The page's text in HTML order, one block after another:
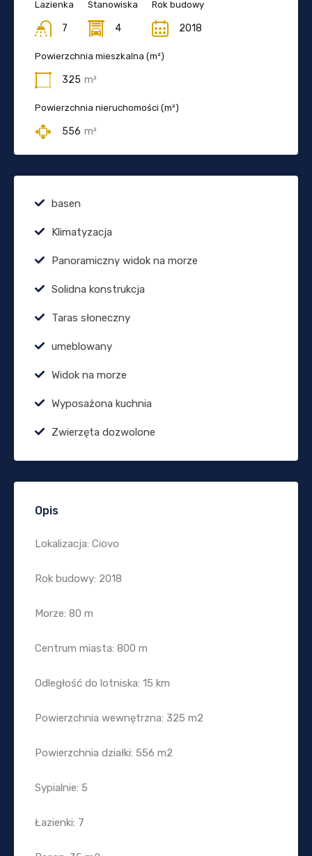
Lazienka
7
Stanowiska
4
Rok budowy
2018
Powierzchnia mieszkalna (m²)
325 m²
Powierzchnia nieruchomości (m²)
556 m²
basen
Klimatyzacja
Panoramiczny widok na morze
Solidna konstrukcja
Taras słoneczny
umeblowany
Widok na morze
Wyposażona kuchnia
Zwierzęta dozwolone
Opis
Lokalizacja: Ciovo
Rok budowy: 2018
Morze: 80 m
Centrum miasta: 800 m
Odległość do lotniska: 15 km
Powierzchnia wewnętrzna: 325 m2
Powierzchnia działki: 556 m2
Sypialnie: 5
Łazienki: 7